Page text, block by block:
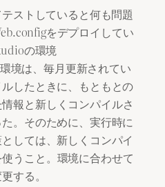
ストしていると何も問題
をデプロイしてい
の環境
境は、毎月更新されてい
したときに、もともとの
報と新しくコンパイルさ
。そのために、実行時に
しては、新しくコンパイ
うこと。環境に合わせて
する。